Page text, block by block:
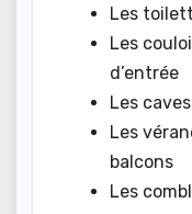
Les
Les
d’entrée
Les
Les
balcons
Les